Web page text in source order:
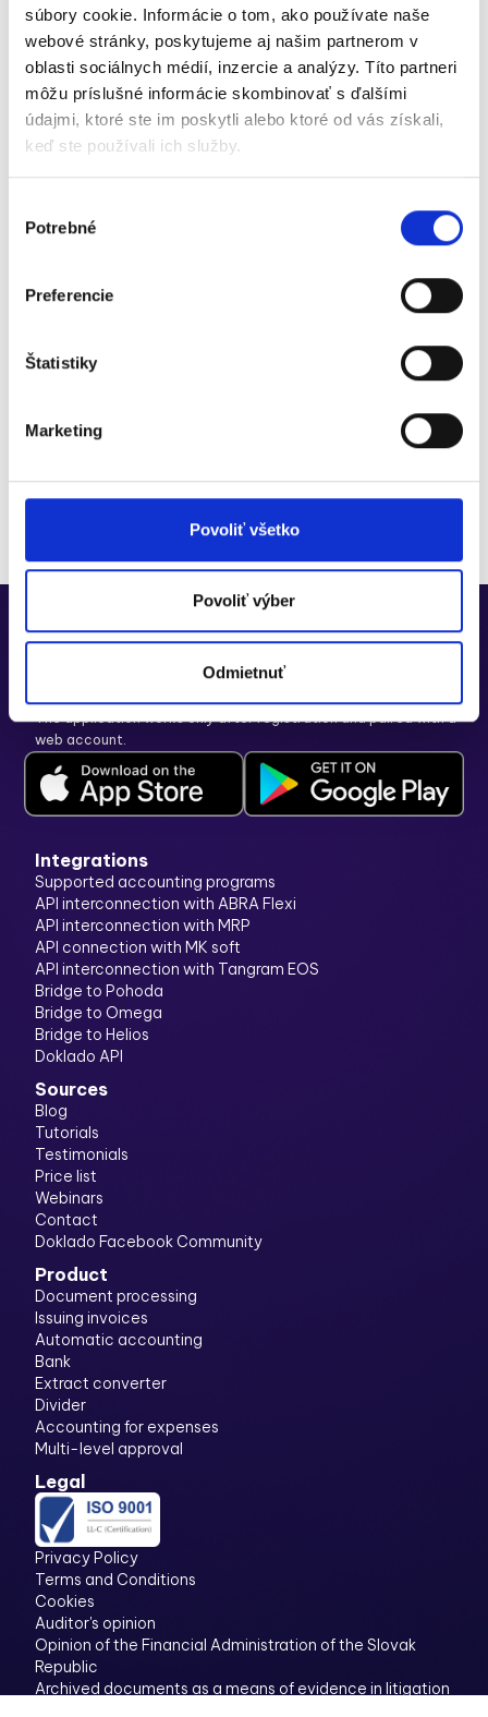
súbory cookie. Informácie o tom, ako používate naše
webové stránky, poskytujeme aj našim partnerom v
oblasti sociálnych médií, inzercie a analýzy. Títo partneri
môžu príslušné informácie skombinovať s ďalšími
údajmi, ktoré ste im poskytli alebo ktoré od vás získali,
keď ste používali ich služby.
súhlasu
Potrebné
Preferencie
Štatistiky
Marketing
Povoliť všetko
Povoliť výber
Odmietnuť
Digital accounting
Join over 30,000+ companies digitizing with
The application works only afterregistrationand paired with a
web account.
Integrations
Supported accounting programs
API interconnection with ABRA Flexi
API interconnection with MRP
API connection with MK soft
API interconnection with Tangram EOS
Bridge to Pohoda
Bridge to Omega
Bridge to Helios
Doklado API
Sources
Blog
Tutorials
Testimonials
Price list
Webinars
Contact
Doklado Facebook Community
Product
Document processing
Issuing invoices
Automatic accounting
Bank
Extract converter
Divider
Accounting for expenses
Multi-level approval
Legal
Privacy Policy
Terms and Conditions
Cookies
Auditor's opinion
Opinion of the Financial Administration of the Slovak
Republic
Archived documents as a means of evidence in litigation